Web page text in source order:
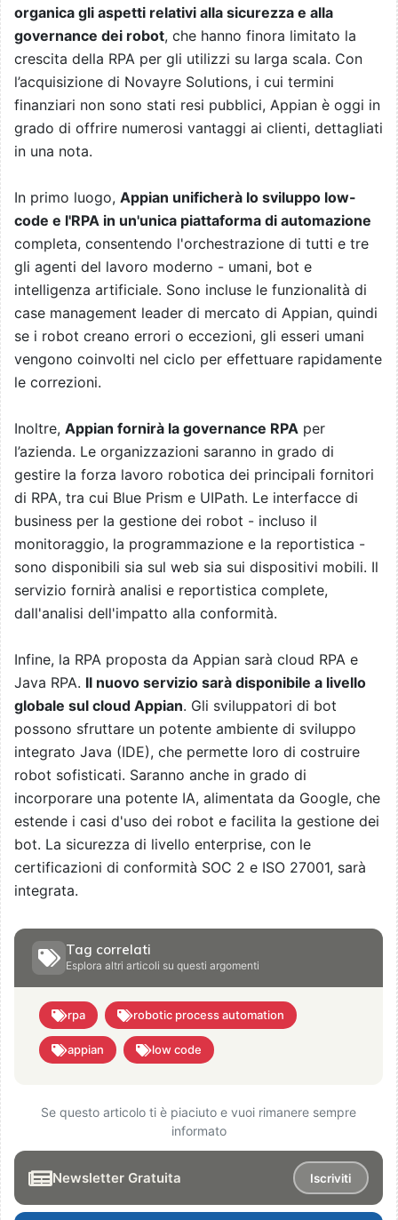
organica gli aspetti relativi alla sicurezza e alla
governance dei robot, che hanno finora limitato la
crescita della RPA per gli utilizzi su larga scala. Con
l’acquisizione di Novayre Solutions, i cui termini
finanziari non sono stati resi pubblici, Appian è oggi in
grado di offrire numerosi vantaggi ai clienti, dettagliati
in una nota.
In primo luogo, Appian unificherà lo sviluppo low-
code e l'RPA in un'unica piattaforma di automazione
completa, consentendo l'orchestrazione di tutti e tre
gli agenti del lavoro moderno - umani, bot e
intelligenza artificiale. Sono incluse le funzionalità di
case management leader di mercato di Appian, quindi
se i robot creano errori o eccezioni, gli esseri umani
vengono coinvolti nel ciclo per effettuare rapidamente
le correzioni.
Inoltre, Appian fornirà la governance RPA per
l’azienda. Le organizzazioni saranno in grado di
gestire la forza lavoro robotica dei principali fornitori
di RPA, tra cui Blue Prism e UIPath. Le interfacce di
business per la gestione dei robot - incluso il
monitoraggio, la programmazione e la reportistica -
sono disponibili sia sul web sia sui dispositivi mobili. Il
servizio fornirà analisi e reportistica complete,
dall'analisi dell'impatto alla conformità.
Infine, la RPA proposta da Appian sarà cloud RPA e
Java RPA. Il nuovo servizio sarà disponibile a livello
globale sul cloud Appian. Gli sviluppatori di bot
possono sfruttare un potente ambiente di sviluppo
integrato Java (IDE), che permette loro di costruire
robot sofisticati. Saranno anche in grado di
incorporare una potente IA, alimentata da Google, che
estende i casi d'uso dei robot e facilita la gestione dei
bot. La sicurezza di livello enterprise, con le
certificazioni di conformità SOC 2 e ISO 27001, sarà
integrata.
Tag correlati
Esplora altri articoli su questi argomenti
rpa robotic process automation
appian low code
Se questo articolo ti è piaciuto e vuoi rimanere sempre
informato
Newsletter Gratuita Iscriviti